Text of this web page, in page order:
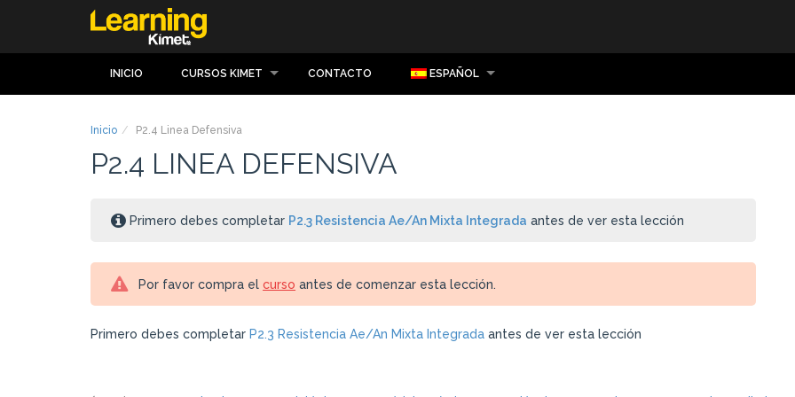
INICIO CURSOS KIMET CONTACTO ESPAÑOL
Inicio P2.4 Linea Defensiva
P2.4 LINEA DEFENSIVA
Primero debes completar P2.3 Resistencia Ae/An Mixta Integrada antes de ver esta lección
Por favor compra elcurso antes de comenzar esta lección.
Primero debes completar P2.3 Resistencia Ae/An Mixta Integrada antes de ver esta lección